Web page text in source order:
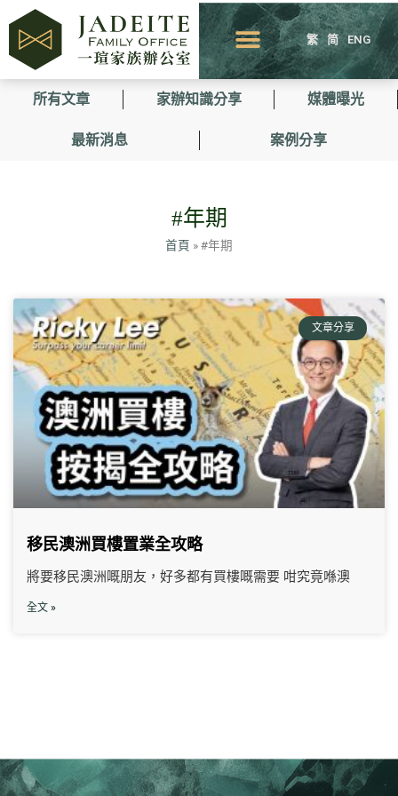
繁 简 ENG
所有文章 家辦知識分享 媒體曝光
最新消息 案例分享
#年期
首頁 »#年期
文章分享
移民澳洲買樓置業全攻略
將要移民澳洲嘅朋友，好多都有買樓嘅需要 咁究竟喺澳
全文 »